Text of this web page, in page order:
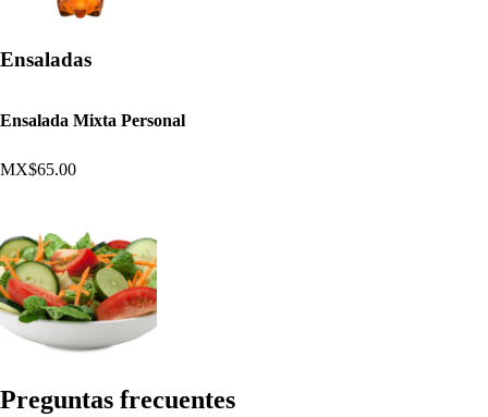
Ensaladas
Ensalada Mixta Personal
MX$65.00
Preguntas frecuentes